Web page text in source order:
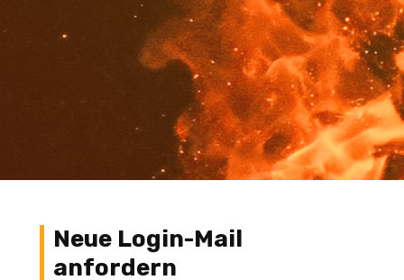
Neue Login-Mail
anfordern